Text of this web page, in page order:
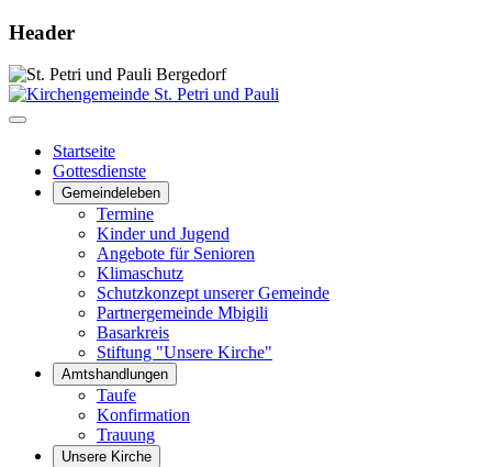
Header
Startseite
Gottesdienste
Gemeindeleben
Termine
Kinder und Jugend
Angebote für Senioren
Klimaschutz
Schutzkonzept unserer Gemeinde
Partnergemeinde Mbigili
Basarkreis
Stiftung "Unsere Kirche"
Amtshandlungen
Taufe
Konfirmation
Trauung
Unsere Kirche